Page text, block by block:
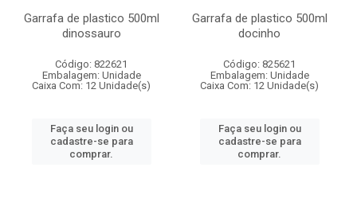
Garrafa de plastico 500ml
dinossauro
Código: 822621
Embalagem: Unidade
Caixa Com: 12 Unidade(s)
Faça seu login ou
cadastre-se para
comprar.
Garrafa de plastico 500ml
docinho
Código: 825621
Embalagem: Unidade
Caixa Com: 12 Unidade(s)
Faça seu login ou
cadastre-se para
comprar.